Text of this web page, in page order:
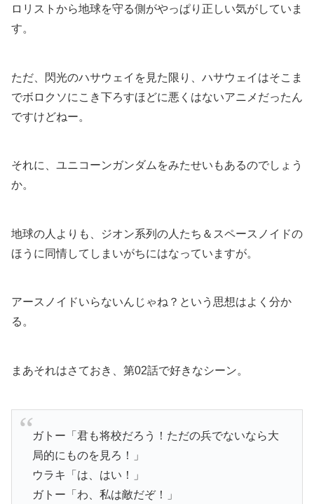
ロリストから地球を守る側がやっぱり正しい気がしていま
す。
ただ、閃光のハサウェイを見た限り、ハサウェイはそこま
でボロクソにこき下ろすほどに悪くはないアニメだったん
ですけどねー。
それに、ユニコーンガンダムをみたせいもあるのでしょう
か。
地球の人よりも、ジオン系列の人たち＆スペースノイドの
ほうに同情してしまいがちにはなっていますが。
アースノイドいらないんじゃね？という思想はよく分か
る。
まあそれはさておき、第02話で好きなシーン。
ガトー「君も将校だろう！ただの兵でないなら大
局的にものを見ろ！」
ウラキ「は、はい！」
ガトー「わ、私は敵だぞ！」